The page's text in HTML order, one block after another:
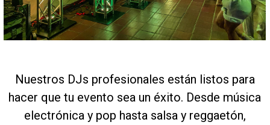
Nuestros DJs profesionales están listos para
hacer que tu evento sea un éxito. Desde música
electrónica y pop hasta salsa y reggaetón,